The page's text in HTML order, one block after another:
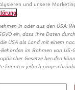
Zugang
und unsere
.
in oder aus den USA:
ein, dass Ihre Daten
USA als Land mit einem
im Rahmen von
Gesetze berufen
könnten jedoch